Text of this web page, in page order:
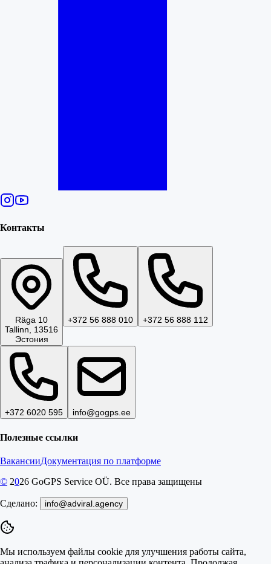
Контакты
Räga 10
Tallinn, 13516
Эстония
+372 56 888 010 +372 56 888 112
+372 6020 595 info@gogps.ee
Полезные ссылки
ВакансииДокументация по платформе
© 2026 GoGPS Service OÜ. Все права защищены
Сделано: info@adviral.agency
Мы используем файлы cookie для улучшения работы сайта,